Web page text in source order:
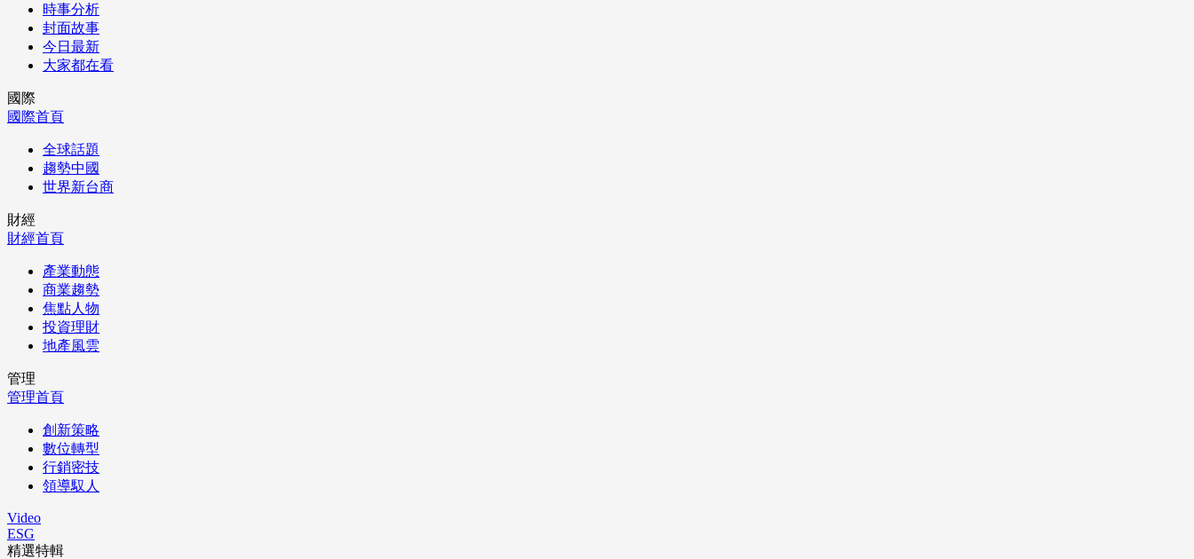
時事分析
封面故事
今日最新
大家都在看
國際
國際首頁
全球話題
趨勢中國
世界新台商
財經
財經首頁
產業動態
商業趨勢
焦點人物
投資理財
地產風雲
管理
管理首頁
創新策略
數位轉型
行銷密技
領導馭人
Video
ESG
精選特輯